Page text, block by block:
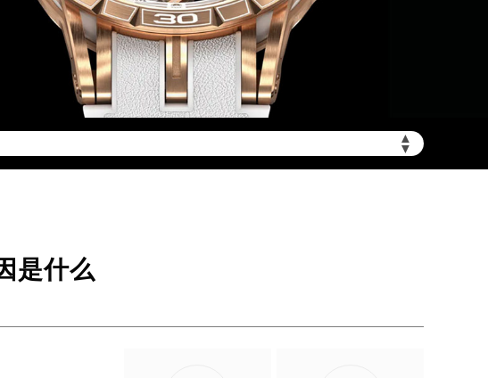
▲
▼
部区域（非大陆需加拨“+86”）
是什么